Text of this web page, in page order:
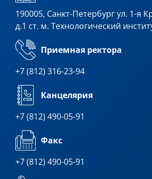
190005, Санкт-Петербург ул. 1-я
д.1 ст. м. Технологический
Приемная ректора
+7 (812) 316-23-94
Канцелярия
+7 (812) 490-05-91
Факс
+7 (812) 490-05-91